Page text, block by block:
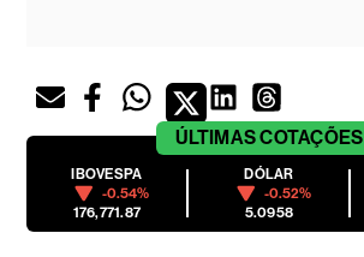
ÚLTIMASCOTAÇÕES
IBOVESPA
-0.54%
176,771.87
DÓLAR
-0.52%
5.0958